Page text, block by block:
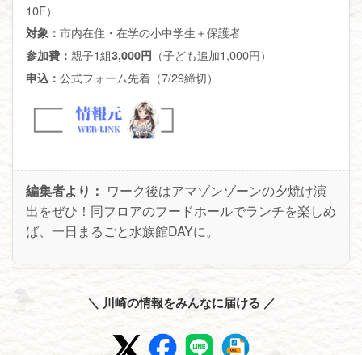
10F）
対象： 市内在住・在学の小中学生＋保護者
参加費： 親子1組3,000円 （子ども追加1,000円）
申込： 公式フォーム先着（7/29締切）
編集者より： ワーク後はアマゾンゾーンの夕焼け演
出をぜひ！同フロアのフードホールでランチを楽しめ
ば、一日まるごと水族館DAYに。
＼ 川崎の情報をみんなに届ける ／